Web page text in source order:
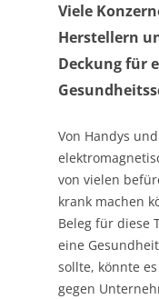
Viele
Herstellern
Deckung für
Von Handys
von vielen
krank machen
Beleg für diese
eine
sollte, könnte
gegen